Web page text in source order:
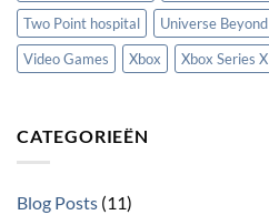
Two Point hospital Universe Beyond
Video Games
Xbox Xbox Series X
CATEGORIEËN
Blog Posts (11)